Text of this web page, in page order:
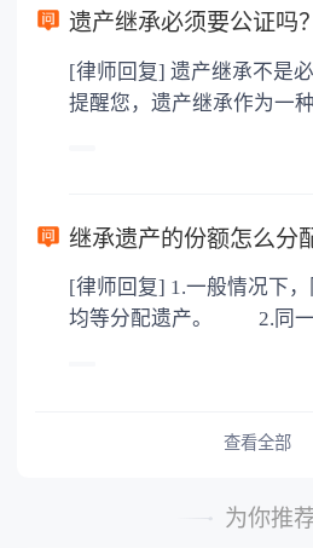
要缴纳公证费，具体如下： 1. 公证费：按房
3. 印花税：按房屋评估价的
地增值税：按房价1%缴纳 5. 房屋产权登记费：
遗产继承必须要公证吗？
[律师回复] 遗产继承不是必须要公证。法律快车
提醒您，遗产继承作为一
下都是不需要公证的，当
以防对财产继承发生纠纷
公证。
继承遗产的份额怎么分
[律师回复] 1.一般情况下，同一顺序的各继承人
均等分配遗产。 2.同一顺序继承人继承遗产
或者与被继承人共同生活
的继承人，不尽扶养义务
查看全部
为你推